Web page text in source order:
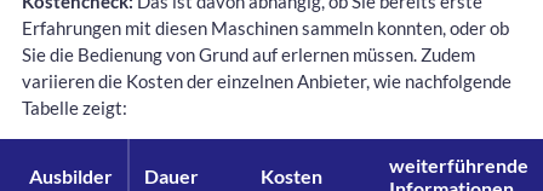
Erfahrungen mit diesen Maschinen sammeln konnten, oder ob
Sie die Bedienung von Grund auf erlernen müssen. Zudem
variieren die Kosten der einzelnen Anbieter, wie nachfolgende
Tabelle zeigt:
Ausbilder Dauer Kosten
weiterführende